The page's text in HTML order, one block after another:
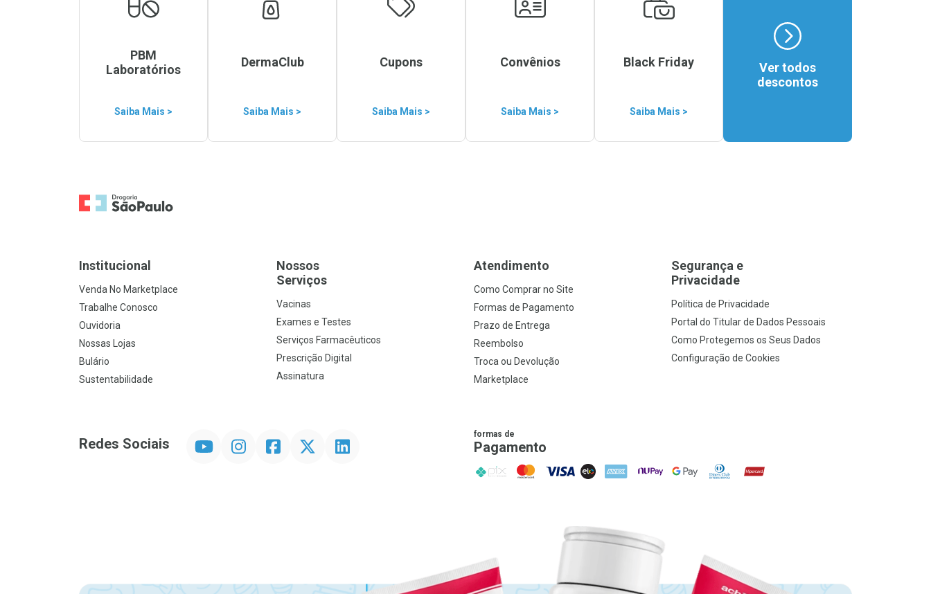
PBM
Laboratórios
Saiba Mais >
DermaClub
Saiba Mais >
Cupons
Saiba Mais >
Convênios
Saiba Mais >
Black Friday
Saiba Mais >
Ver todos
descontos
Ir para a Home
Institucional
Venda No Marketplace
Trabalhe Conosco
Ouvidoria
Nossas Lojas
Bulário
Sustentabilidade
Nossos
Serviços
Vacinas
Exames e Testes
Serviços Farmacêuticos
Prescrição Digital
Assinatura
Atendimento
Como Comprar no Site
Formas de Pagamento
Prazo de Entrega
Reembolso
Troca ou Devolução
Marketplace
Segurança e
Privacidade
Política de Privacidade
Portal do Titular de Dados Pessoais
Como Protegemos os Seus Dados
Configuração de Cookies
Redes Sociais InstagramFacebookTwitter Linkedin formas de
Pagamento
PIX MasterCard
VISA ELO AMEX NuPay Google PayDiners ClubHipercard